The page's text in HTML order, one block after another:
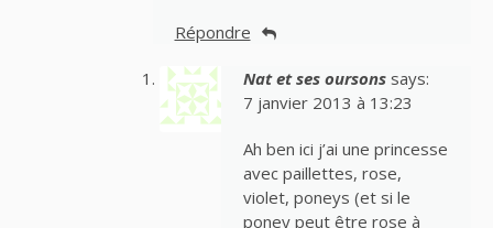
Répondre
Nat et ses oursons says:
7 janvier 2013 à 13:23
Ah ben ici j’ai une princesse
avec paillettes, rose,
violet, poneys (et si le
poney peut être rose à